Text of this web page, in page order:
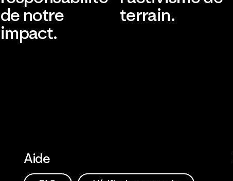
de notre
impact.
terrain.
Aide